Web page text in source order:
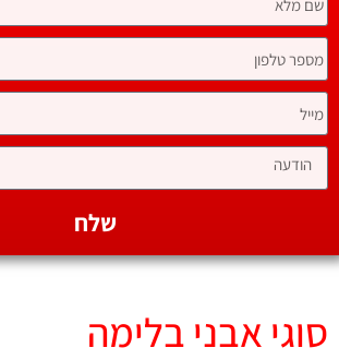
שלח
סוגי אבני בלימה